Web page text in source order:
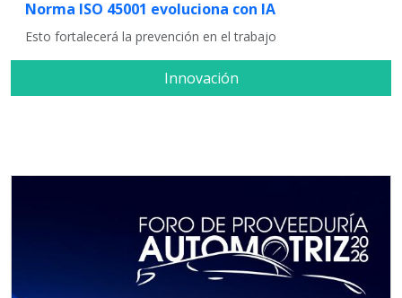
Norma ISO 45001 evoluciona con IA
Esto fortalecerá la prevención en el trabajo
Innovación